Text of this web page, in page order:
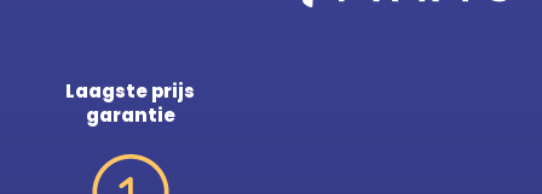
Laagste prijs
garantie